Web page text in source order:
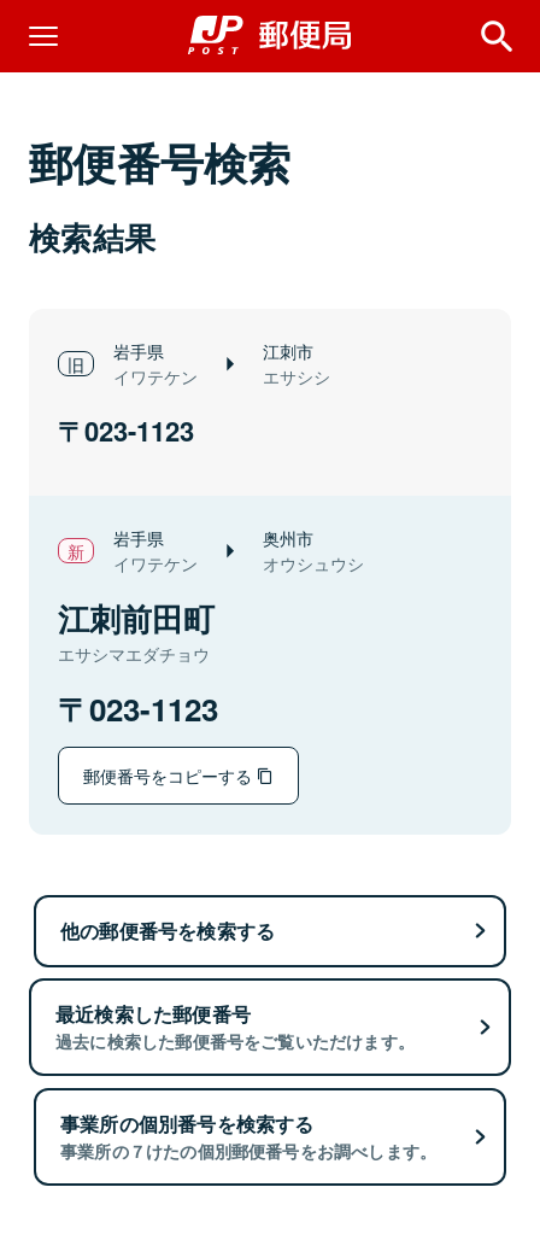
郵便番号検索
検索結果
岩手県
イワテケン
江刺市
エサシシ
023-1123
岩手県
イワテケン
奥州市
オウシュウシ
江刺前田町
エサシマエダチョウ
023-1123
郵便番号をコピーする
他の郵便番号を検索する
最近検索した郵便番号
過去に検索した郵便番号をご覧いただけます。
事業所の個別番号を検索する
事業所の７けたの個別郵便番号をお調べします。